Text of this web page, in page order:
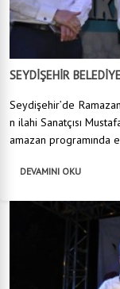
SEYDİŞEHİR
Seydişehir’de
n ilahi Sanatçısı
amazan
DEVAMINI OKU